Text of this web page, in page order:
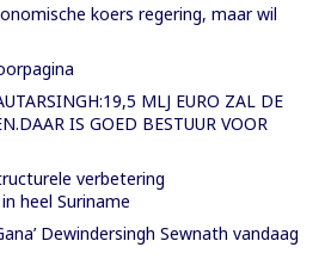
koers regering, maar wil
MLJ EURO ZAL DE
IS GOED BESTUUR VOOR
verbetering
heel Suriname
Dewindersingh Sewnath vandaag